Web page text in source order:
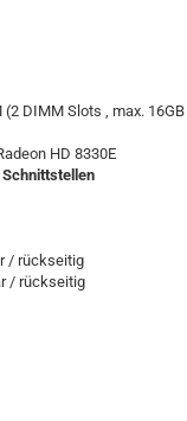
(2 DIMM Slots , max.
HD 8330E
/ rückseitig
/ rückseitig